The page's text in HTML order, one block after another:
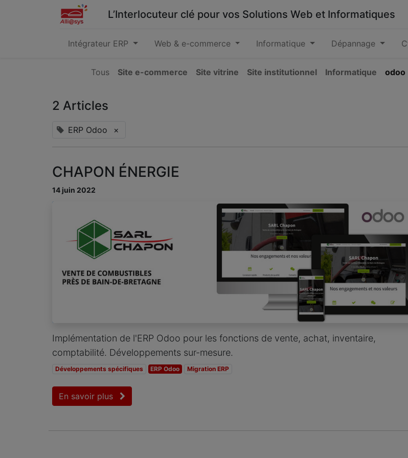
L’Interlocuteur clé pour vos Solutions Web et Informatiques
Intégrateur ERP Web & e-commerce Informatique Dépannage
Tous Site e-commerce Site vitrine Site institutionnel Informatique odoo
2 Articles
ERP Odoo ×
CHAPON ÉNERGIE
14 juin 2022
Implémentation de l'ERP Odoo pour les fonctions de vente, achat, inventaire,
comptabilité. Développements sur-mesure.
Développements spécifiques ERP Odoo Migration ERP
En savoir plus